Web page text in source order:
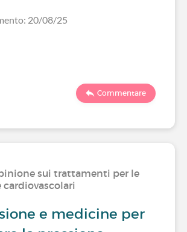
20/08/25
Commentare
sui trattamenti per le
e medicine per